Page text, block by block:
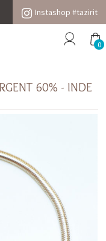
Instashop #tazirit
0
60% - INDE